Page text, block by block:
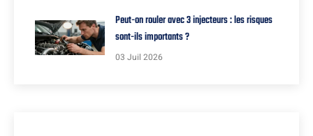
Peut-on rouler avec 3 injecteurs : les risques
sont-ils importants ?
03 Juil 2026